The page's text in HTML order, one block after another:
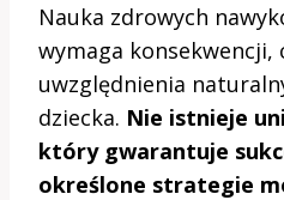
Nauka zdrowych
wymaga
uwzględnienia
dziecka. Nie istnieje
który gwarantuje
określone strategie